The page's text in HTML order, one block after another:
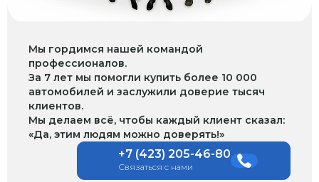
Мы гордимся нашей командой
профессионалов.
За 7 лет мы помогли купить более 10 000
автомобилей и заслужили доверие тысяч
клиентов.
Мы делаем всё, чтобы каждый клиент сказал:
«Да, этим людям можно доверять!»
+7 (423) 205-46-80
Связаться с нами